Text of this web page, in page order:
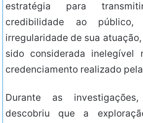
estratégia para
credibilidade ao público,
irregularidade de sua
sido considerada inelegível
credenciamento realizado
Durante as
descobriu que a